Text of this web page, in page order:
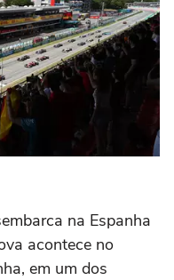
na Espanha
acontece no
em um dos